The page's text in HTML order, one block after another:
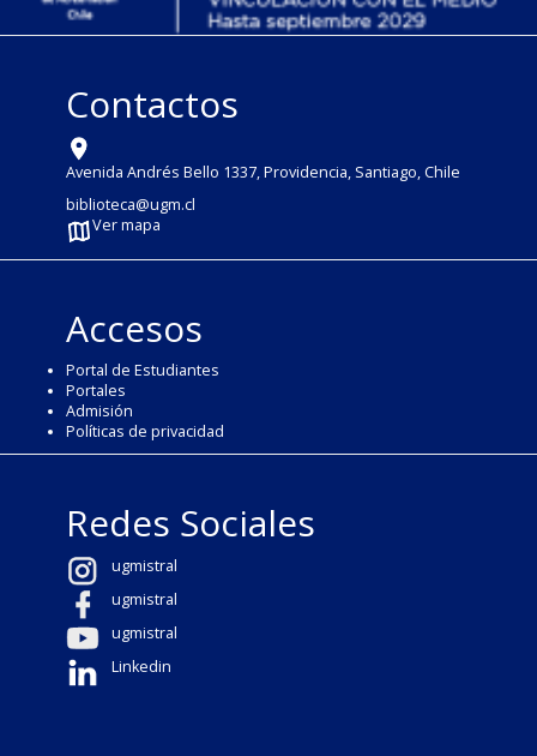
Contactos
Avenida Andrés Bello 1337, Providencia, Santiago, Chile
biblioteca@ugm.cl
Ver mapa
Accesos
Portal de Estudiantes
Portales
Admisión
Políticas de privacidad
Redes Sociales
ugmistral
ugmistral
ugmistral
Linkedin